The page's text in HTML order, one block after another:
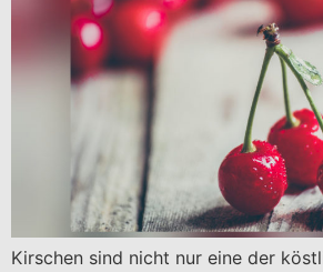
Kirschen sind nicht nur eine der